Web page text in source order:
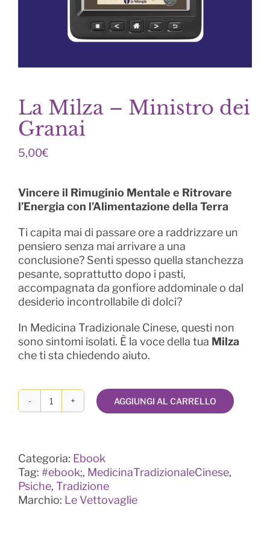
La Milza – Ministro dei
Granai
5,00€
Vincere il Rimuginio Mentale e Ritrovare
l’Energia con l’Alimentazione della Terra
Ti capita mai di passare ore a raddrizzare un
pensiero senza mai arrivare a una
conclusione? Senti spesso quella stanchezza
pesante, soprattutto dopo i pasti,
accompagnata da gonfiore addominale o dal
desiderio incontrollabile di dolci?
In Medicina Tradizionale Cinese, questi non
sono sintomi isolati. È la voce della tua Milza
che ti sta chiedendo aiuto.
La
dei
Granai
quantità
AGGIUNGI AL CARRELLO
Categoria: Ebook
Tag: #ebook;, MedicinaTradizionaleCinese,
Psiche, Tradizione
Marchio: Le Vettovaglie